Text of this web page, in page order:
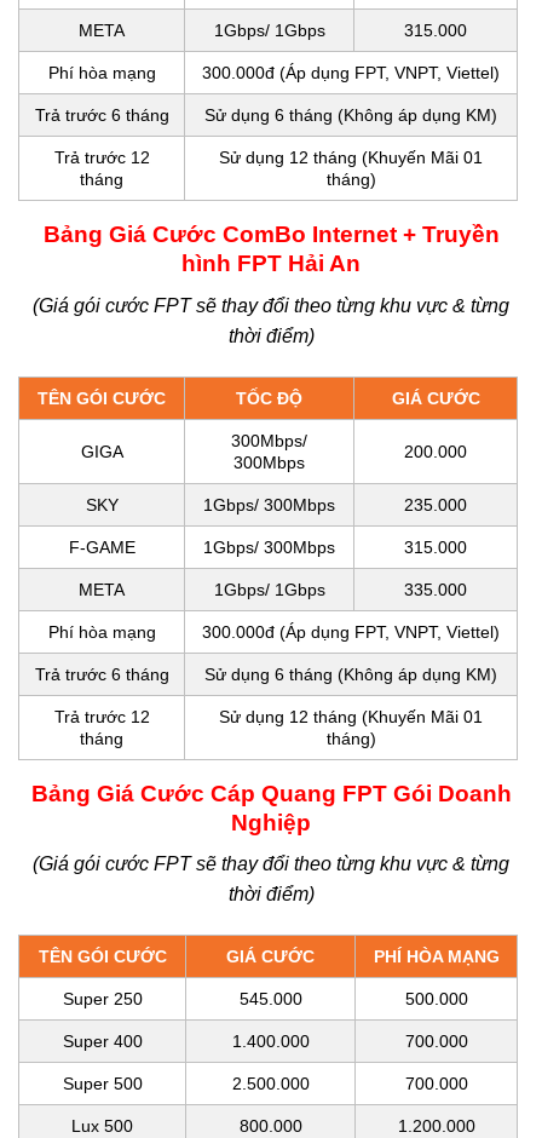
META 1Gbps/ 1Gbps 315.000
Phí hòa mạng 300.000đ (Áp dụng FPT, VNPT, Viettel)
Trả trước 6 tháng Sử dụng 6 tháng (Không áp dụng KM)
Trả trước 12
tháng
Sử dụng 12 tháng (Khuyến Mãi 01
tháng)
Bảng Giá Cước ComBo Internet + Truyền
hình FPT Hải An
(Giá gói cước FPT sẽ thay đổi theo từng khu vực & từng
thời điểm)
TÊN GÓI CƯỚC TỐC ĐỘ GIÁ CƯỚC
GIGA
300Mbps/
300Mbps
200.000
SKY 1Gbps/ 300Mbps 235.000
F-GAME 1Gbps/ 300Mbps 315.000
META 1Gbps/ 1Gbps 335.000
Phí hòa mạng 300.000đ (Áp dụng FPT, VNPT, Viettel)
Trả trước 6 tháng Sử dụng 6 tháng (Không áp dụng KM)
Trả trước 12
tháng
Sử dụng 12 tháng (Khuyến Mãi 01
tháng)
Bảng Giá Cước Cáp Quang FPT Gói Doanh
Nghiệp
(Giá gói cước FPT sẽ thay đổi theo từng khu vực & từng
thời điểm)
TÊN GÓI CƯỚC GIÁ CƯỚC PHÍ HÒA MẠNG
Super 250 545.000 500.000
Super 400 1.400.000 700.000
Super 500 2.500.000 700.000
Lux 500 800.000 1.200.000